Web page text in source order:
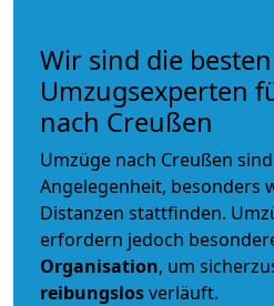
Wir sind die besten
Umzugsexperten
nach Creußen
Umzüge nach Creußen
Angelegenheit, besonders
Distanzen stattfinden.
erfordern jedoch
Organisation, um
reibungslosverläuft.